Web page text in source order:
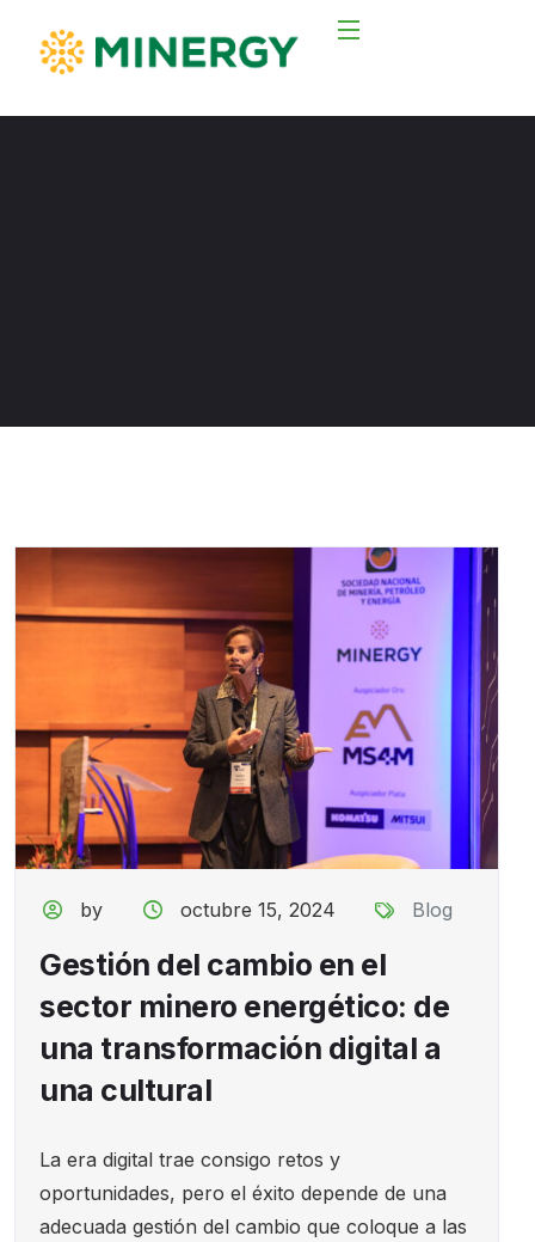
by octubre 15, 2024 Blog
Gestión del cambio en el
sector minero energético: de
una transformación digital a
una cultural
La era digital trae consigo retos y
oportunidades, pero el éxito depende de una
adecuada gestión del cambio que coloque a las